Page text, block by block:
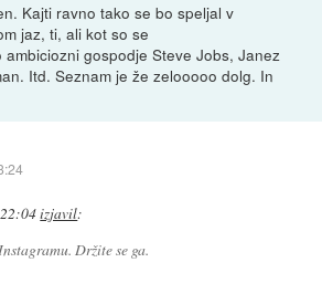
Kajti ravno tako se bo speljal v
jaz, ti, ali kot so se
gospodje Steve Jobs, Janez
Itd. Seznam je že zelooooo dolg. In
izjavil:
Držite se ga.